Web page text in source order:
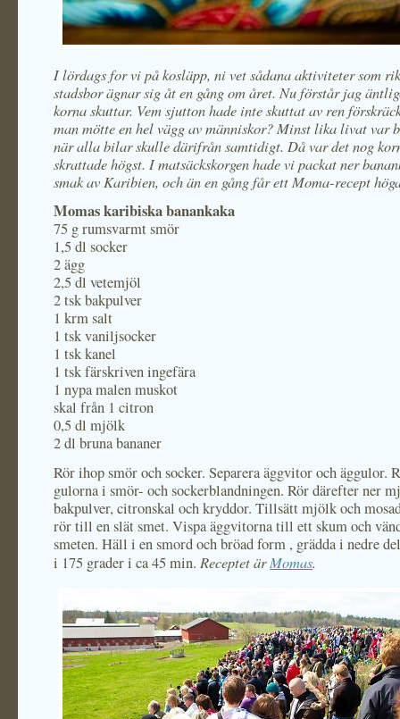
I lördags for vi på kosläpp, ni vet sådana aktiviteter som
stadsbor ägnar sig åt en gång om året. Nu förstår jag
korna skuttar. Vem sjutton hade inte skuttat av ren
man mötte en hel vägg av människor? Minst lika livat var
när alla bilar skulle därifrån samtidigt. Då var det nog
skrattade högst. I matsäckskorgen hade vi packat ner
smak av Karibien, och än en gång får ett Moma-recept
Momas karibiska banankaka
75 g rumsvarmt smör
1,5 dl socker
2 ägg
2,5 dl vetemjöl
2 tsk bakpulver
1 krm salt
1 tsk vaniljsocker
1 tsk kanel
1 tsk färskriven ingefära
1 nypa malen muskot
skal från 1 citron
0,5 dl mjölk
2 dl bruna bananer
Rör ihop smör och socker. Separera äggvitor och äggulor.
gulorna i smör- och sockerblandningen. Rör därefter ner
bakpulver, citronskal och kryddor. Tillsätt mjölk och
rör till en slät smet. Vispa äggvitorna till ett skum och
smeten. Häll i en smord och bröad form , grädda i nedre
i 175 grader i ca 45 min. Receptet ärMomas.